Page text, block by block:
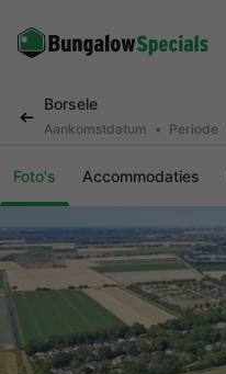
Borsele
Aankomstdatum Periode
Foto's Accommodaties